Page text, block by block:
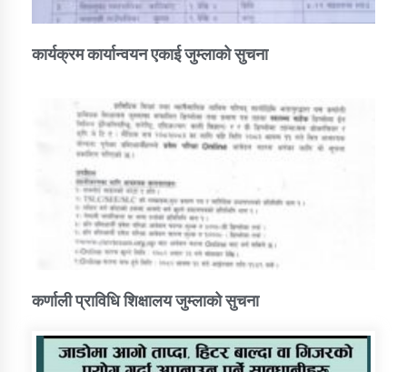
कार्यक्रम कार्यान्वयन एकाई जुम्लाको सुचना
कर्णाली प्राविधि शिक्षालय जुम्लाको सुचना